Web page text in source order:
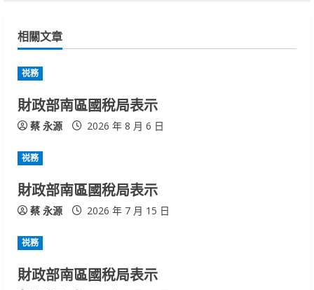
n
u
e
R
e
a
d
i
n
相關文章
祱務
財政部南區國稅局表示
蔡 永源 2026 年 8 月 6 日
祱務
財政部南區國稅局表示
蔡 永源 2026 年 7 月 15 日
祱務
財政部南區國稅局表示